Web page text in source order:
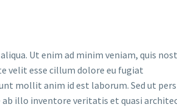
Ut enim ad minim veniam, quis
velit esse cillum dolore eu fugiat
mollit anim id est laborum. Sed ut
illo inventore veritatis et quasi